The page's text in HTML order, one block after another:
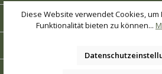
Shop-Service
Diese Website verwendet Cookies,
Funktionalität bieten zu können...